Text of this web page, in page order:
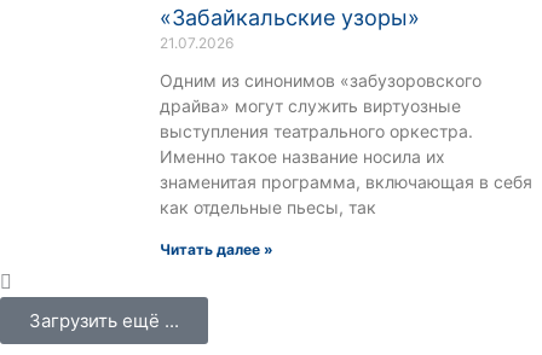
«Забайкальские узоры»
21.07.2026
Одним из синонимов «забузоровского
драйва» могут служить виртуозные
выступления театрального оркестра.
Именно такое название носила их
знаменитая программа, включающая в себя
как отдельные пьесы, так
Читать далее »
Загрузить ещё ...